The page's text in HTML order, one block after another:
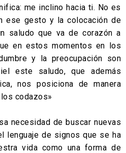
me inclino hacia ti. No es
ese gesto y la colocación de
saludo que va de corazón a
en estos momentos en los
y la preocupación son
este saludo, que además
nos posiciona de manera
codazos»
necesidad de buscar nuevas
lenguaje de signos que se ha
vida como una forma de